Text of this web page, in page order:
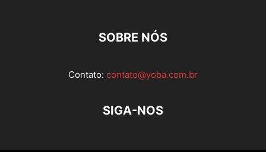
SOBRE NÓS
Contato: contato@yoba.com.br
SIGA-NOS